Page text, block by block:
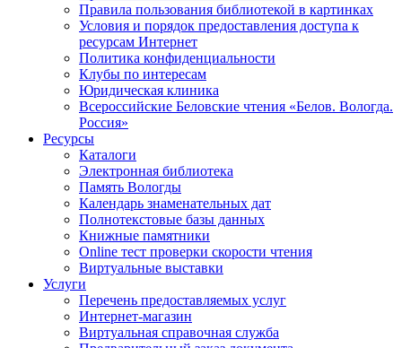
Правила пользования библиотекой в картинках
Условия и порядок предоставления доступа к
ресурсам Интернет
Политика конфиденциальности
Клубы по интересам
Юридическая клиника
Всероссийские Беловские чтения «Белов. Вологда.
Россия»
Ресурсы
Каталоги
Электронная библиотека
Память Вологды
Календарь знаменательных дат
Полнотекстовые базы данных
Книжные памятники
Online тест проверки скорости чтения
Виртуальные выставки
Услуги
Перечень предоставляемых услуг
Интернет-магазин
Виртуальная справочная служба